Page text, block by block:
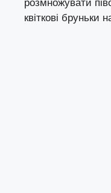
розмножувати
квіткові бруньки